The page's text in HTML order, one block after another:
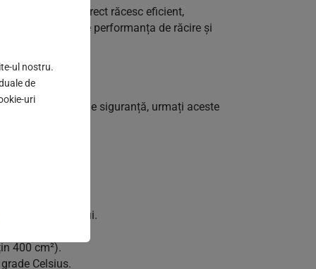
ul nostru.
de
uri
instalate corect răcesc eficient,
poate reduce performanța de răcire și
reglementările de siguranță, urmați aceste
circulația aerului.
400 cm²).
Celsius.